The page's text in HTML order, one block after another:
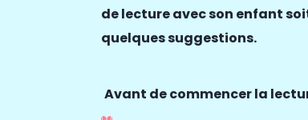
de lecture avec son enfant
quelques suggestions.
Avant de commencer la